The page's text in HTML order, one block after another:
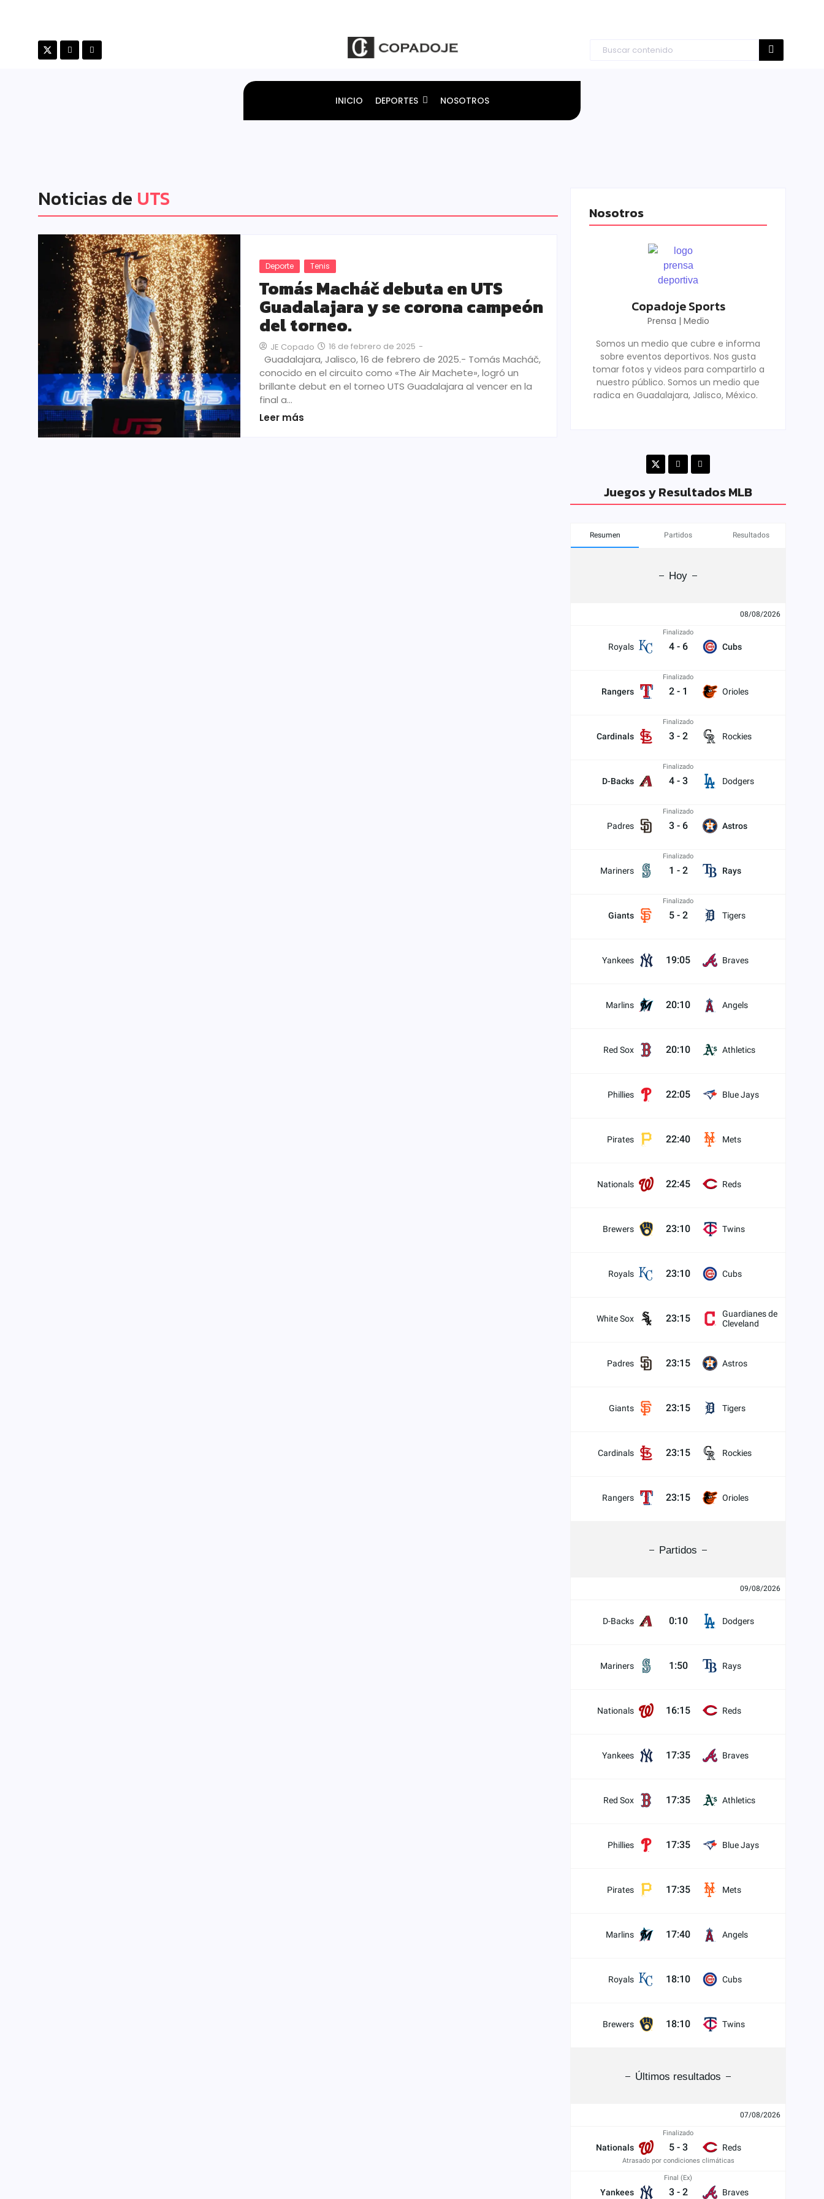
INICIO DEPORTES NOSOTROS
Noticias de UTS
Deporte Tenis
Tomás Macháč debuta en UTS
Guadalajara y se corona campeón
del torneo.
JE Copado 16 de febrero de 2025 -
Guadalajara, Jalisco, 16 de febrero de 2025.- Tomás Macháč,
conocido en el circuito como «The Air Machete», logró un
brillante debut en el torneo UTS Guadalajara al vencer en la
final a…
Leer más
Nosotros
Copadoje Sports
Prensa | Medio
Somos un medio que cubre e informa
sobre eventos deportivos. Nos gusta
tomar fotos y videos para compartirlo a
nuestro público. Somos un medio que
radica en Guadalajara, Jalisco, México.
Juegos y Resultados MLB
Resumen Partidos Resultados
Hoy
08/08/2026
Royals
Finalizado
4 - 6 Cubs
Rangers
Finalizado
2 - 1 Orioles
Cardinals
Finalizado
3 - 2 Rockies
D-Backs
Finalizado
4 - 3 Dodgers
Padres
Finalizado
3 - 6 Astros
Mariners
Finalizado
1 - 2 Rays
Giants
Finalizado
5 - 2 Tigers
Yankees 19:05 Braves
Marlins 20:10 Angels
Red Sox 20:10 Athletics
Phillies 22:05 Blue Jays
Pirates 22:40 Mets
Nationals 22:45 Reds
Brewers 23:10 Twins
Royals 23:10 Cubs
White Sox 23:15
Guardianes de
Cleveland
Padres 23:15 Astros
Giants 23:15 Tigers
Cardinals 23:15 Rockies
Rangers 23:15 Orioles
Partidos
09/08/2026
D-Backs 0:10 Dodgers
Mariners 1:50 Rays
Nationals 16:15 Reds
Yankees 17:35 Braves
Red Sox 17:35 Athletics
Phillies 17:35 Blue Jays
Pirates 17:35 Mets
Marlins 17:40 Angels
Royals 18:10 Cubs
Brewers 18:10 Twins
Últimos resultados
07/08/2026
Nationals
Finalizado
5 - 3
Atrasado por condiciones climáticas
Reds
Yankees
Final (Ex)
3 - 2 Braves